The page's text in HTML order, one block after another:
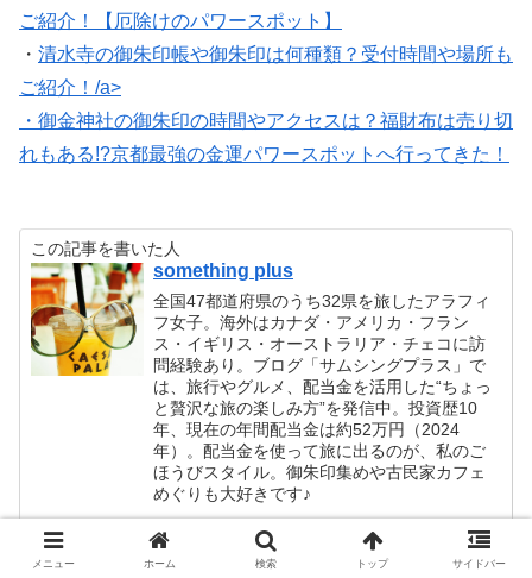
ご紹介！【厄除けのパワースポット】
・ 清水寺の御朱印帳や御朱印は何種類？受付時間や場所も
ご紹介！/a>
・ 御金神社の御朱印の時間やアクセスは？福財布は売り切
れもある!?京都最強の金運パワースポットへ行ってきた！
この記事を書いた人
something plus
全国47都道府県のうち32県を旅したアラフィ
フ女子。海外はカナダ・アメリカ・フラン
ス・イギリス・オーストラリア・チェコに訪
問経験あり。ブログ「サムシングプラス」で
は、旅行やグルメ、配当金を活用した“ちょっ
と贅沢な旅の楽しみ方”を発信中。投資歴10
年、現在の年間配当金は約52万円（2024
年）。配当金を使って旅に出るのが、私のご
ほうびスタイル。御朱印集めや古民家カフェ
めぐりも大好きです♪
メニュー ホーム 検索 トップ サイドバー